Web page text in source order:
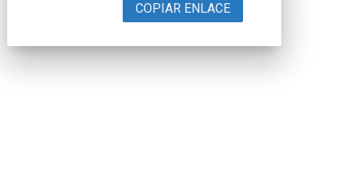
COPIAR ENLACE